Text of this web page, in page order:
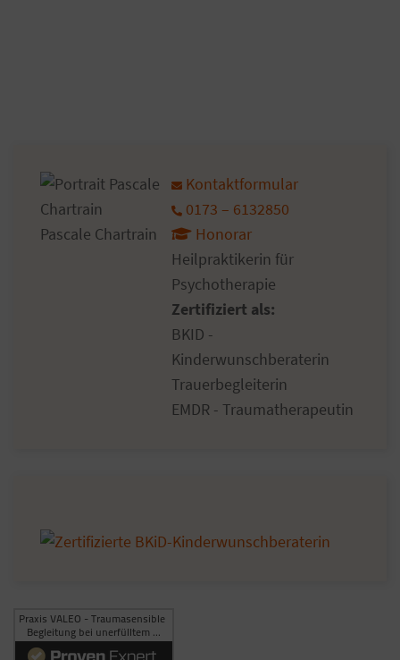
Pascale Chartrain
Kontaktformular
0173 – 6132850
Honorar
Heilpraktikerin für
Psychotherapie
Zertifiziert als:
BKID -
Kinderwunschberaterin
Trauerbegleiterin
EMDR - Traumatherapeutin